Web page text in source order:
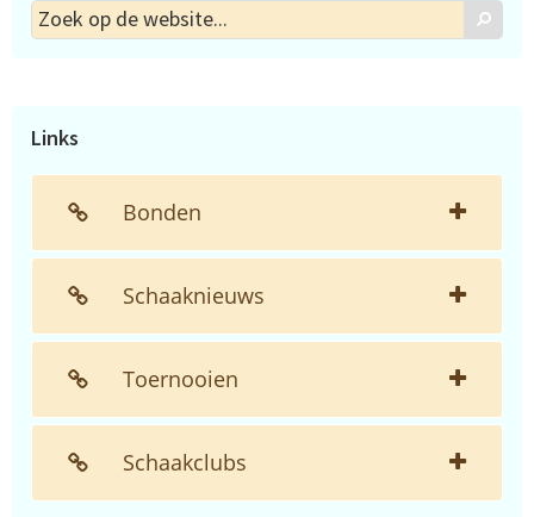
Zoek
op
Zoek
Links
Bonden
Schaaknieuws
Toernooien
Schaakclubs